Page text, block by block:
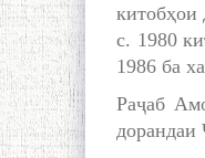
китобҳои
с. 1980
1986 ба
Раҷаб